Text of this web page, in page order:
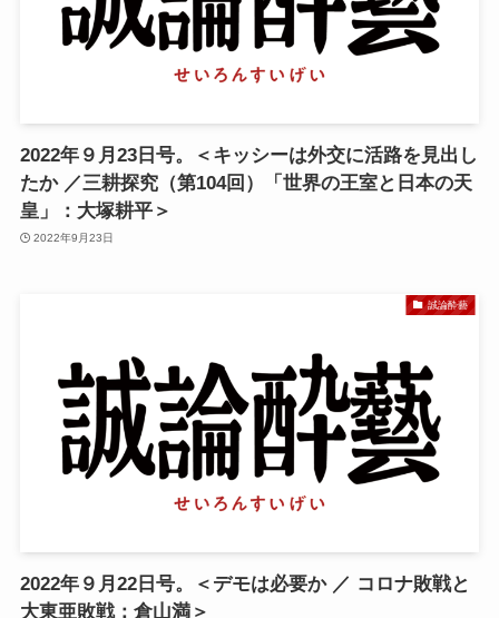
2022年９月23日号。＜キッシーは外交に活路を見出し
たか ／三耕探究（第104回）「世界の王室と日本の天
皇」：大塚耕平＞
2022年9月23日
誠論酔藝
2022年９月22日号。＜デモは必要か ／ コロナ敗戦と
大東亜敗戦：倉山満＞